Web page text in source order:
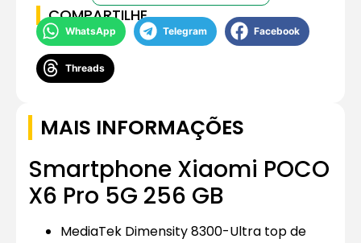
COMPARTILHE
WhatsApp Telegram Facebook
Threads
MAIS INFORMAÇÕES
Smartphone Xiaomi POCO
X6 Pro 5G 256 GB
MediaTek Dimensity 8300-Ultra top de